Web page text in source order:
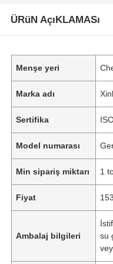
ÜRüN AçıKLAMASı
Menşe yeri
Marka adı
Sertifika
Model numarası
Min sipariş miktarı 1
Fiyat
Ambalaj bilgileri
su